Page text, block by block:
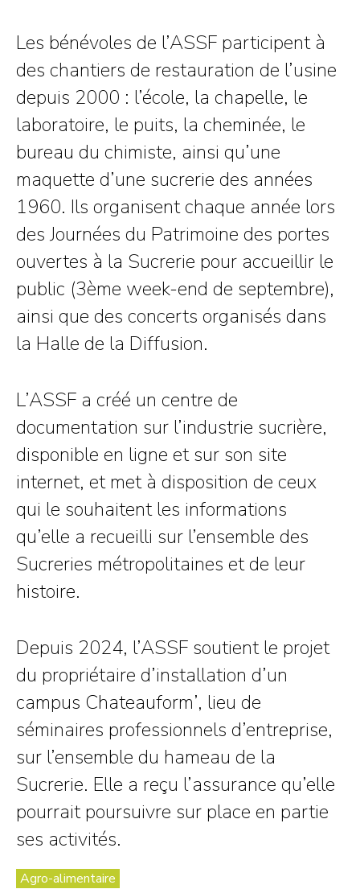
Les bénévoles de l’ASSF participent à
des chantiers de restauration de l’usine
depuis 2000 : l’école, la chapelle, le
laboratoire, le puits, la cheminée, le
bureau du chimiste, ainsi qu’une
maquette d’une sucrerie des années
1960. Ils organisent chaque année lors
des Journées du Patrimoine des portes
ouvertes à la Sucrerie pour accueillir le
public (3ème week-end de septembre),
ainsi que des concerts organisés dans
la Halle de la Diffusion.
L’ASSF a créé un centre de
documentation sur l’industrie sucrière,
disponible en ligne et sur son site
internet, et met à disposition de ceux
qui le souhaitent les informations
qu’elle a recueilli sur l’ensemble des
Sucreries métropolitaines et de leur
histoire.
Depuis 2024, l’ASSF soutient le projet
du propriétaire d’installation d’un
campus Chateauform’, lieu de
séminaires professionnels d’entreprise,
sur l’ensemble du hameau de la
Sucrerie. Elle a reçu l’assurance qu’elle
pourrait poursuivre sur place en partie
ses activités.
Agro-alimentaire